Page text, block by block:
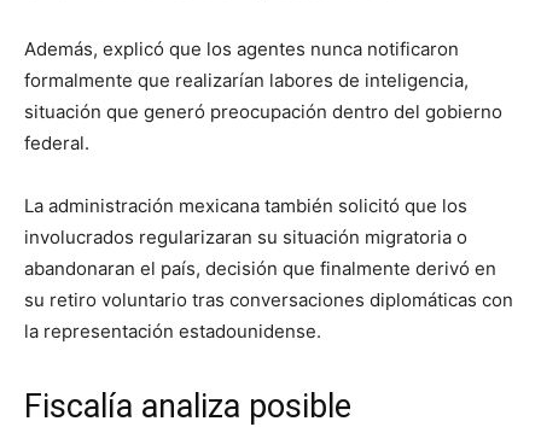
Además, explicó que los agentes nunca notificaron
formalmente que realizarían labores de inteligencia,
situación que generó preocupación dentro del gobierno
federal.
La administración mexicana también solicitó que los
involucrados regularizaran su situación migratoria o
abandonaran el país, decisión que finalmente derivó en
su retiro voluntario tras conversaciones diplomáticas con
la representación estadounidense.
Fiscalía analiza posible